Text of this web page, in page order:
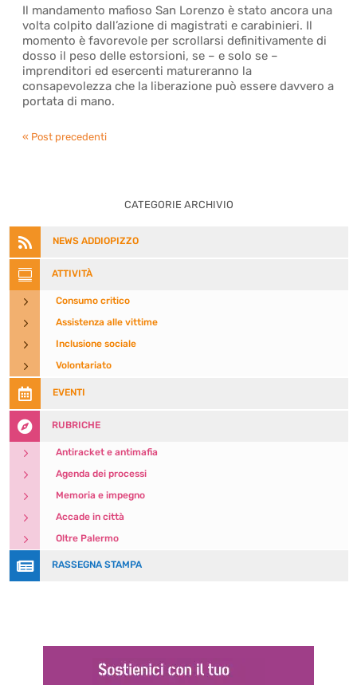
Il mandamento mafioso San Lorenzo è stato ancora una
volta colpito dall’azione di magistrati e carabinieri. Il
momento è favorevole per scrollarsi definitivamente di
dosso il peso delle estorsioni, se – e solo se –
imprenditori ed esercenti matureranno la
consapevolezza che la liberazione può essere davvero a
portata di mano.
« Post precedenti
CATEGORIE ARCHIVIO
 NEWS ADDIOPIZZO
 ATTIVITÀ
5 Consumo critico
5 Assistenza alle vittime
5 Inclusione sociale
5 Volontariato
 EVENTI
 RUBRICHE
5 Antiracket e antimafia
5 Agenda dei processi
5 Memoria e impegno
5 Accade in città
5 Oltre Palermo
 RASSEGNA STAMPA